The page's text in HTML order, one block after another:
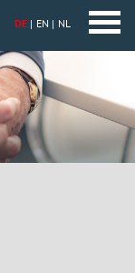
DE EN NL